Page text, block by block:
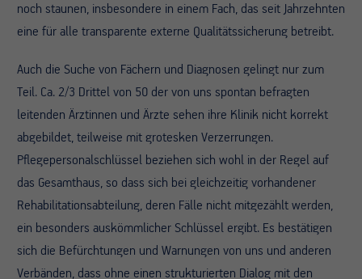
noch staunen, insbesondere in einem Fach, das seit Jahrzehnten
eine für alle transparente externe Qualitätssicherung betreibt.
Auch die Suche von Fächern und Diagnosen gelingt nur zum
Teil. Ca. 2/3 Drittel von 50 der von uns spontan befragten
leitenden Ärztinnen und Ärzte sehen ihre Klinik nicht korrekt
abgebildet, teilweise mit grotesken Verzerrungen.
Pflegepersonalschlüssel beziehen sich wohl in der Regel auf
das Gesamthaus, so dass sich bei gleichzeitig vorhandener
Rehabilitationsabteilung, deren Fälle nicht mitgezählt werden,
ein besonders auskömmlicher Schlüssel ergibt. Es bestätigen
sich die Befürchtungen und Warnungen von uns und anderen
Verbänden, dass ohne einen strukturierten Dialog mit den